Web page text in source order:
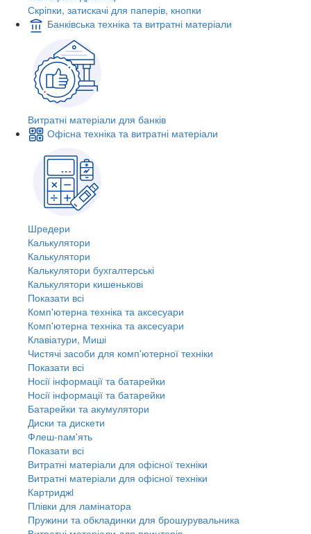
Скріпки, затискачі для паперів, кнопки
Банківська техніка та витратні матеріали
Витратні матеріали для банків
Офісна техніка та витратні матеріали
Шредери
Калькулятори
Калькулятори
Калькулятори бухгалтерські
Калькулятори кишенькові
Показати всі
Комп'ютерна техніка та аксесуари
Комп'ютерна техніка та аксесуари
Клавіатури, Миші
Чистячі засоби для комп'ютерної техніки
Показати всі
Носії інформації та батарейки
Носії інформації та батарейки
Батарейки та акумулятори
Диски та дискети
Флеш-пам'ять
Показати всі
Витратні матеріали для офісної техніки
Витратні матеріали для офісної техніки
Картриджi
Плівки для ламінатора
Пружини та обкладинки для брошурувальника